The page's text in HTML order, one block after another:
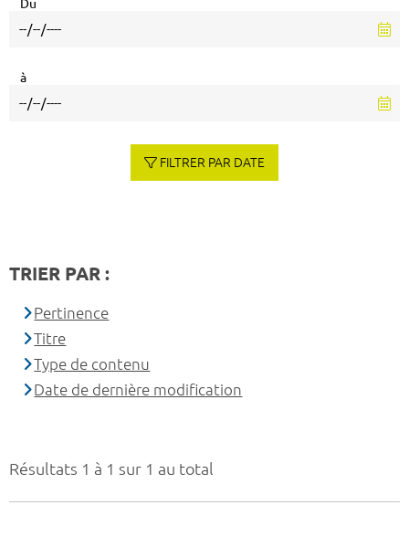
Résultats 1 à 1 sur 1 au total
Du
à
FILTRER PAR DATE
TRIER PAR :
Pertinence
Titre
Type de contenu
Date de dernière modification